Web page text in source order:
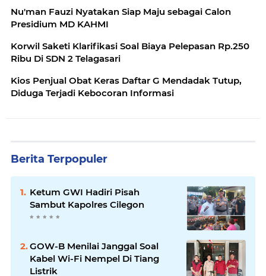
Nu'man Fauzi Nyatakan Siap Maju sebagai Calon
Presidium MD KAHMI
Korwil Saketi Klarifikasi Soal Biaya Pelepasan Rp.250
Ribu Di SDN 2 Telagasari
Kios Penjual Obat Keras Daftar G Mendadak Tutup,
Diduga Terjadi Kebocoran Informasi
Berita Terpopuler
Ketum GWI Hadiri Pisah
Sambut Kapolres Cilegon
GOW-B Menilai Janggal Soal
Kabel Wi-Fi Nempel Di Tiang
Listrik